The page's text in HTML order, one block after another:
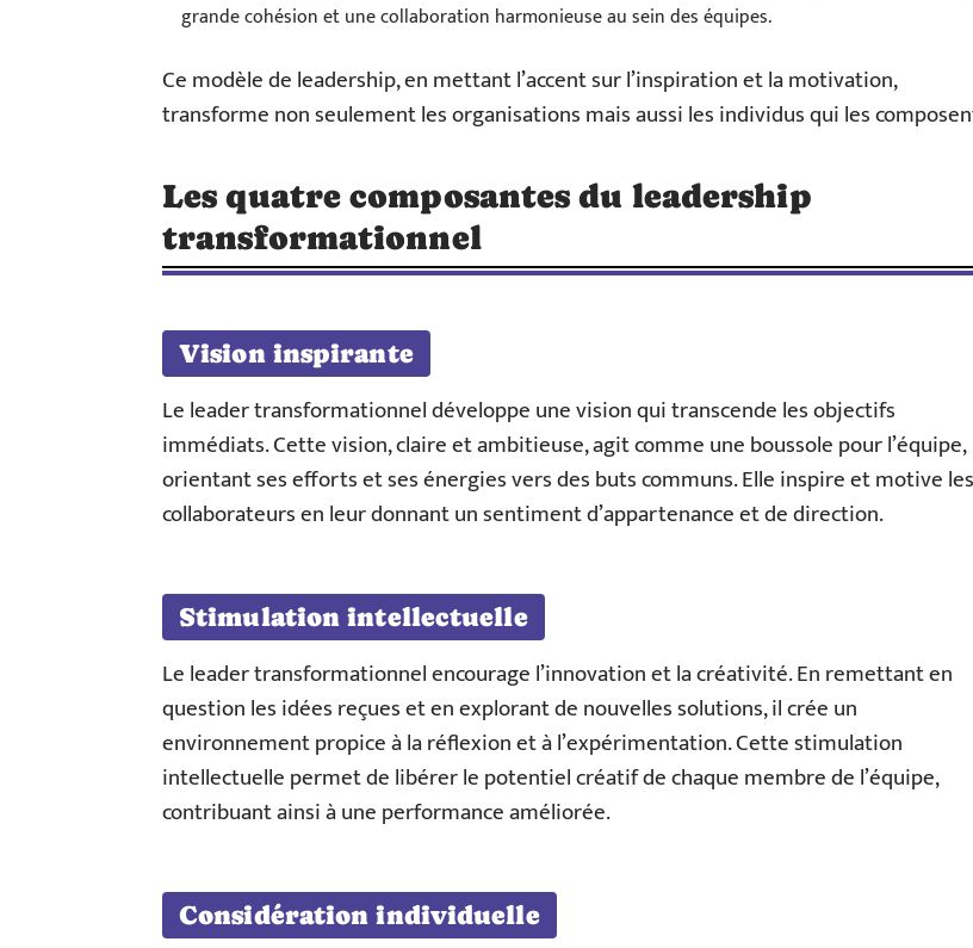
grande cohésion et une collaboration harmonieuse au sein des équipes.
Ce modèle de leadership, en mettant l’accent sur l’inspiration et la motivation,
transforme non seulement les organisations mais aussi les individus qui les
Les quatre composantes du leadership
transformationnel
Vision inspirante
Le leader transformationnel développe une vision qui transcende les objectifs
immédiats. Cette vision, claire et ambitieuse, agit comme une boussole pour l’équipe,
orientant ses efforts et ses énergies vers des buts communs. Elle inspire et motive les
collaborateurs en leur donnant un sentiment d’appartenance et de direction.
Stimulation intellectuelle
Le leader transformationnel encourage l’innovation et la créativité. En remettant en
question les idées reçues et en explorant de nouvelles solutions, il crée un
environnement propice à la réflexion et à l’expérimentation. Cette stimulation
intellectuelle permet de libérer le potentiel créatif de chaque membre de l’équipe,
contribuant ainsi à une performance améliorée.
Considération individuelle